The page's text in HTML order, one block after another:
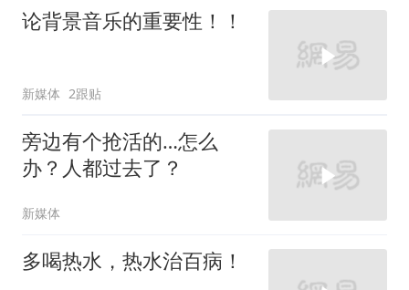
论背景音乐的重要性！！
新媒体 2跟贴
旁边有个抢活的…怎么
办？人都过去了？
新媒体
多喝热水，热水治百病！